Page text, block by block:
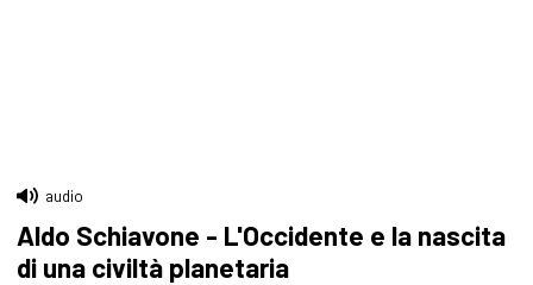
audio
Aldo Schiavone - L'Occidente e la nascita
di una civiltà planetaria